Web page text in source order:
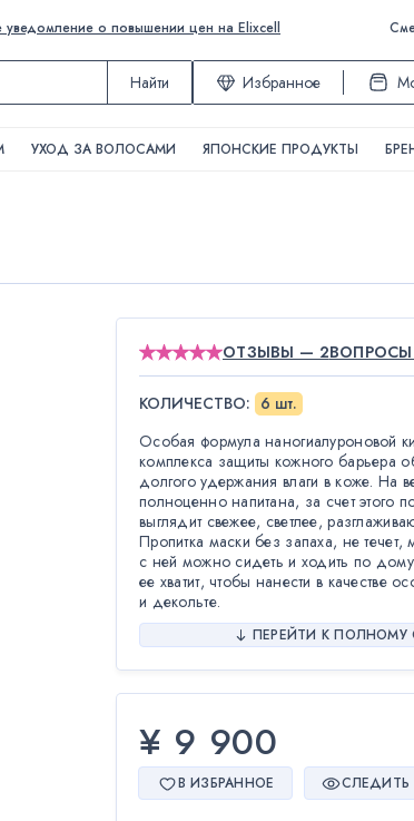
уведомление о повышении цен на Elixcell
Найти Избранное
УХОД ЗА ВОЛОСАМИ ЯПОНСКИЕ ПРОДУКТЫ
ОТЗЫВЫ — 2
КОЛИЧЕСТВО: 6 шт.
Особая формула наногиалуроновой
комплекса защиты кожного барьера
долгого удержания влаги в коже. На
полноценно напитана, за счет этого
выглядит свежее, светлее,
Пропитка маски без запаха, не течет,
с ней можно сидеть и ходить по
ее хватит, чтобы нанести в качестве
и декольте.
ПЕРЕЙТИ К
¥ 9 900
В ИЗБРАННОЕ